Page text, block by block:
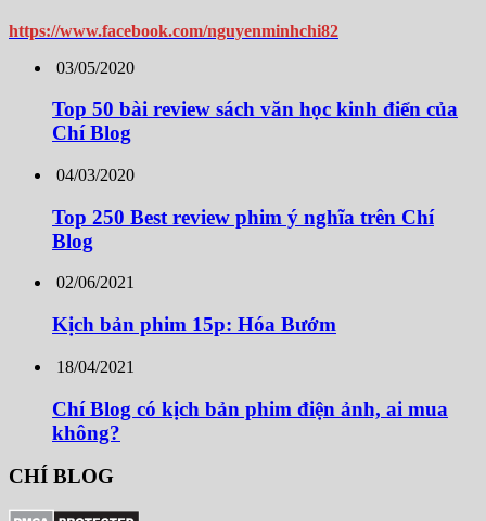
https://www.facebook.com/nguyenminhchi82
03/05/2020
Top 50 bài review sách văn học kinh điển của
Chí Blog
04/03/2020
Top 250 Best review phim ý nghĩa trên Chí
Blog
02/06/2021
Kịch bản phim 15p: Hóa Bướm
18/04/2021
Chí Blog có kịch bản phim điện ảnh, ai mua
không?
CHÍ BLOG